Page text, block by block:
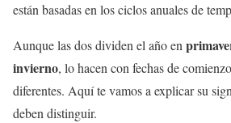
están basadas en los ciclos anuales de
Aunque las dos dividen el año en
invierno, lo hacen con fechas de
diferentes. Aquí te vamos a explicar su
deben distinguir.